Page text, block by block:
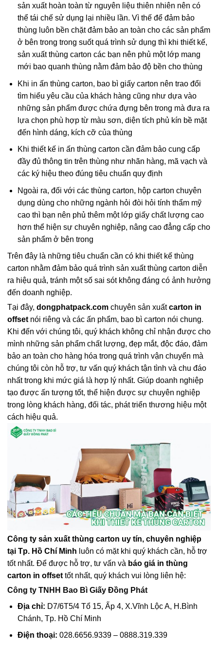
sản xuất hoàn toàn từ nguyên liệu thiên nhiên nên có
thể tái chế sử dụng lại nhiều lần. Vì thế để đảm bảo
thùng luôn bền chặt đảm bảo an toàn cho các sản phẩm
ở bên trong trong suốt quá trình sử dụng thì khi thiết kế,
sản xuất thùng carton các bạn nên phủ một lớp mang
mới bao quanh thùng nằm đảm bảo độ bền cho thùng
Khi in ấn thùng carton, bao bì giấy carton nên trao đổi
tìm hiểu yêu cầu của khách hàng cũng như dựa vào
những sản phẩm được chứa đựng bên trong mà đưa ra
lựa chọn phù hợp từ màu sơn, diện tích phủ kín bề mặt
đến hình dáng, kích cỡ của thùng
Khi thiết kế in ấn thùng carton cần đảm bảo cung cấp
đầy đủ thông tin trên thùng như nhãn hàng, mã vạch và
các ký hiệu theo đúng tiêu chuẩn quy định
Ngoài ra, đối với các thùng carton, hộp carton chuyên
dụng dùng cho những ngành hỏi đòi hỏi tính thẩm mỹ
cao thì bạn nên phủ thêm một lớp giấy chất lượng cao
hơn thể hiện sự chuyên nghiệp, nâng cao đẳng cấp cho
sản phẩm ở bên trong
Trên đây là những tiêu chuẩn cần có khi thiết kế thùng
carton nhằm đảm bảo quá trình sản xuất thùng carton diễn
ra hiệu quả, tránh một số sai sót không đáng có ảnh hưởng
đến doanh nghiệp.
Tại đây, dongphatpack.com chuyên sản xuấtcarton in
offset nói riêng và các ấn phẩm, bao bì carton nói chung.
Khi đến với chúng tôi, quý khách không chỉ nhận được cho
mình những sản phẩm chất lượng, đẹp mắt, độc đáo, đảm
bảo an toàn cho hàng hóa trong quá trình vận chuyển mà
chúng tôi còn hỗ trợ, tư vấn quý khách tận tình và chu đáo
nhất trong khi mức giá là hợp lý nhất. Giúp doanh nghiệp
tạo được ấn tượng tốt, thể hiện được sự chuyên nghiệp
trong lòng khách hàng, đối tác, phát triển thương hiệu một
cách hiệu quả.
Công ty sản xuất thùng carton uy tín, chuyên nghiệp
tại Tp. Hồ Chí Minh luôn có mặt khi quý khách cần, hỗ trợ
tốt nhất. Để được hỗ trợ, tư vấn và báo giá in thùng
carton in offset tốt nhất, quý khách vui lòng liên hệ:
Công ty TNHH Bao Bì Giấy Đồng Phát
Địa chỉ: D7/6T5/4 Tổ 15, Ấp 4, X.Vĩnh Lộc A, H.Bình
Chánh, Tp. Hồ Chí Minh
Điện thoại: 028.6656.9339 – 0888.319.339